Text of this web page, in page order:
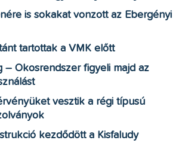
is sokakat vonzott az Ebergényi
tartottak a VMK előtt
– Okosrendszer figyeli majd az
vesztik a régi típusú
kezdődött a Kisfaludy